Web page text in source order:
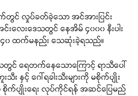
တွင် လှုပ်ခတ်ခဲ့သော အင်အားပြင်း
င်းလေးဒေသတွင် နေအိမ် ၄၀၀၀ နီးပါး
ေ ၄၀ ထက်မနည်း သေဆုံးခဲ့ရသည်။
င် ရေတက်နေသောကြောင့် ရာသီပေါ်
သီး နှင့် ဂေါ်ရခါးသီးများကို မစိုက်ပျိုး
စိုက်ပျိုးရေး လုပ်ကိုင်ရန် အဆင်ပြေမည်